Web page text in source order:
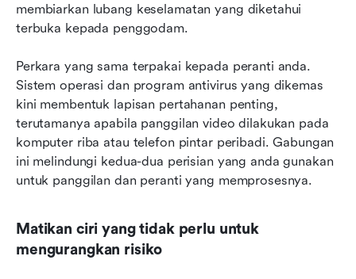
membiarkan lubang keselamatan yang diketahui
terbuka kepada penggodam.
Perkara yang sama terpakai kepada peranti anda.
Sistem operasi dan program antivirus yang dikemas
kini membentuk lapisan pertahanan penting,
terutamanya apabila panggilan video dilakukan pada
komputer riba atau telefon pintar peribadi. Gabungan
ini melindungi kedua-dua perisian yang anda gunakan
untuk panggilan dan peranti yang memprosesnya.
Matikan ciri yang tidak perlu untuk
mengurangkan risiko